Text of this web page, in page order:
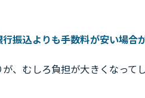
振込よりも手数料が安い場
、むしろ負担が大きくなって